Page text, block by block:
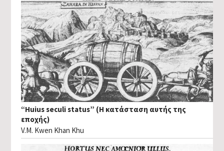
“Huius seculi status” (Η κατάσταση αυτής της
εποχής)
V.M. Kwen Khan Khu